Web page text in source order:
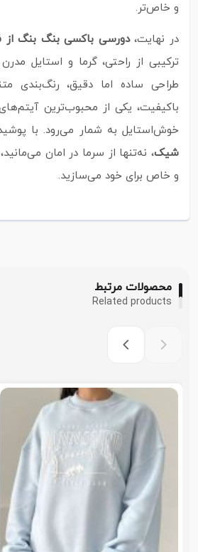
و خاص‌تر.
در نهایت،دورسی باکسی بنگ بنگ از
ترکیبی از راحتی، گرما و استایل
طراحی ساده اما دقیق، رنگ‌بندی
باکیفیت، یکی از محبوب‌ترین
خوش‌استایل به شمار می‌رود. با
شیک، نه‌تنها از سرما در امان
و خاص برای خود می‌سازید.
محصولات مرتبط
Related products